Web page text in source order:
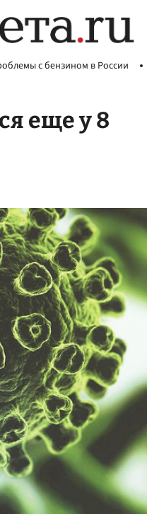
с бензином в России
еще у 8